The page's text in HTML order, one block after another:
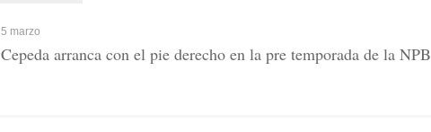
5 marzo
Cepeda arranca con el pie derecho en la pre temporada de la NPB